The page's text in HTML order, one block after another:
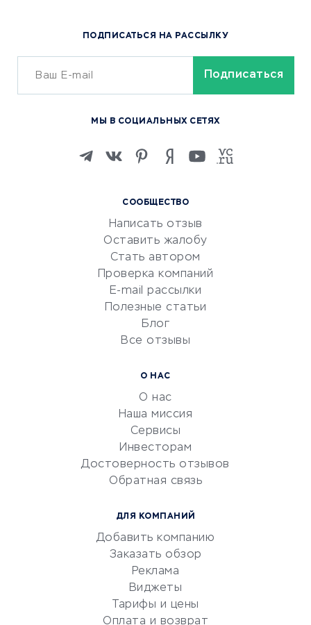
Сервисы доставки
ОБУЧЕНИЕ И РАБОТА
Изучение иностранных
Маркетинг и продажи
Репетиторство
Красота и здоровье
Сервисы по поиску работы
Сетевой маркетинг
УСЛУГИ ДЛЯ БИЗНЕСА
документооборот
Юридические компании
Бухгалтерия онлайн
СООБЩЕСТВО
Написать отзыв
Оставить жалобу
Стать автором
Проверка компаний
E-mail рассылки
Полезные статьи
Блог
Все отзывы
О НАС
О нас
Наша миссия
Сервисы
Инвесторам
Достоверность отзывов
Обратная связь
ДЛЯ КОМПАНИЙ
Добавить компанию
Заказать обзор
Реклама
Виджеты
Тарифы и цены
Оплата и возврат
ПОДПИСАТЬСЯ НА РАССЫЛКУ
МЫ В СОЦИАЛЬНЫХ СЕТЯХ